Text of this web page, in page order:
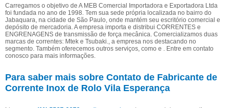
Carregamos o objetivo de A MEB Comercial Importadora e Exportadora Ltda
foi fundada no ano de 1998. Tem sua sede própria localizada no bairro do
Jabaquara, na cidade de São Paulo, onde mantém seu escritório comercial e
depósito de mercadoria. A empresa importa e distribui CORRENTES e
ENGRENAGENS de transmissão de força mecânica. Comercializamos duas
marcas de correntes: Mtek e Tsubaki., a empresa nos destacando no
segmento. Também oferecemos outros serviços, como e . Entre em contato
conosco para mais informações.
Para saber mais sobre Contato de Fabricante de
Corrente Inox de Rolo Vila Esperança